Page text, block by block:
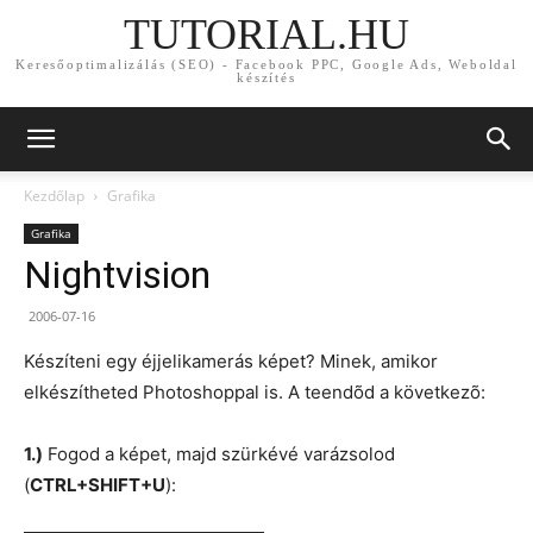
TUTORIAL.HU
Keresőoptimalizálás (SEO) - Facebook PPC, Google Ads, Weboldal
készítés
Kezdőlap Grafika
Grafika
Nightvision
2006-07-16
Készíteni egy éjjelikamerás képet? Minek, amikor
elkészítheted Photoshoppal is. A teendõd a következõ:
1.) Fogod a képet, majd szürkévé varázsolod
(CTRL+SHIFT+U):